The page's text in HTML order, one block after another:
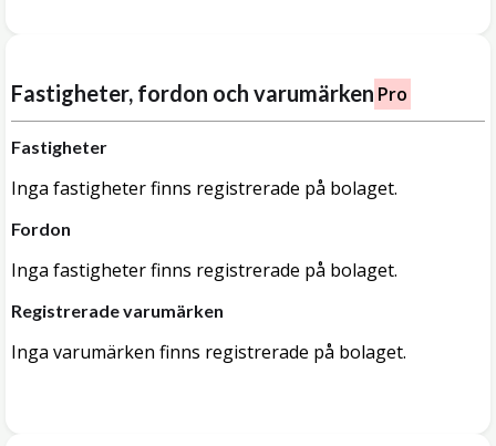
Fastigheter, fordon och varumärken Pro
Fastigheter
Inga fastigheter finns registrerade på bolaget.
Fordon
Inga fastigheter finns registrerade på bolaget.
Registrerade varumärken
Inga varumärken finns registrerade på bolaget.